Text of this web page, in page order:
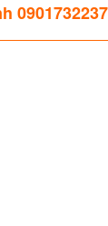
0901732237